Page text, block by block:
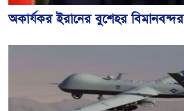
অকার্যকর ইরানের বুশেহর বিমানবন্দর